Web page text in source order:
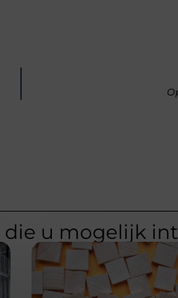
die u mogelijk